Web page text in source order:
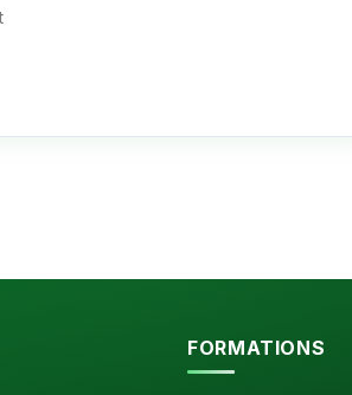
FORMATIONS